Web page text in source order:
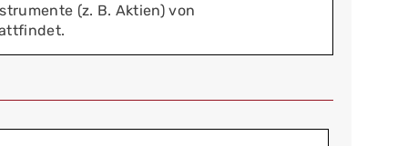
(z. B. Aktien) von